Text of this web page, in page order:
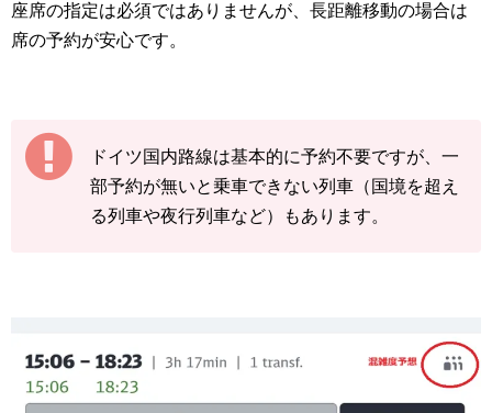
座席の指定は必須ではありませんが、長距離移動の場合は
席の予約が安心です。
ドイツ国内路線は基本的に予約不要ですが、一
部予約が無いと乗車できない列車（国境を超え
る列車や夜行列車など）もあります。